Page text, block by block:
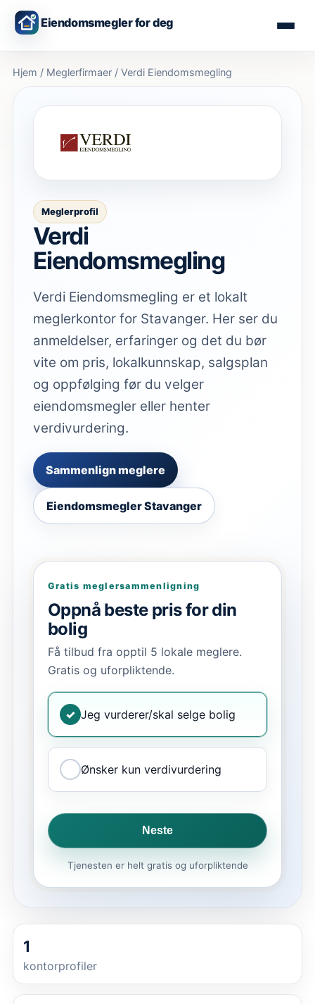
Eiendomsmegler for deg
Hjem / Meglerfirmaer / Verdi Eiendomsmegling
Meglerprofil
Verdi
Eiendomsmegling
Verdi Eiendomsmegling er et lokalt
meglerkontor for Stavanger. Her ser du
anmeldelser, erfaringer og det du bør
vite om pris, lokalkunnskap, salgsplan
og oppfølging før du velger
eiendomsmegler eller henter
verdivurdering.
Sammenlign meglere
Eiendomsmegler Stavanger
Gratis meglersammenligning
Oppnå beste pris for din
bolig
Få tilbud fra opptil 5 lokale meglere.
Gratis og uforpliktende.
✓ Jeg vurderer/skal selge bolig
Ønsker kun verdivurdering
Neste
Tjenesten er helt gratis og uforpliktende
1
kontorprofiler